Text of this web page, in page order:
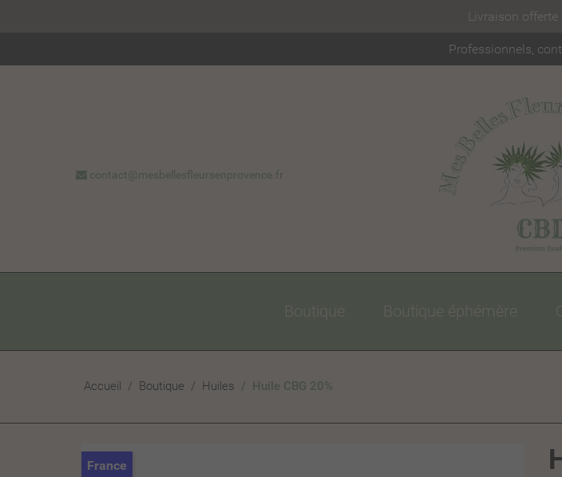
Livraison offerte
Professionnels,
contact@mesbellesfleursenprovence.fr
Boutique Boutique éphémère
Accueil Boutique Huiles Huile CBG 20%
France